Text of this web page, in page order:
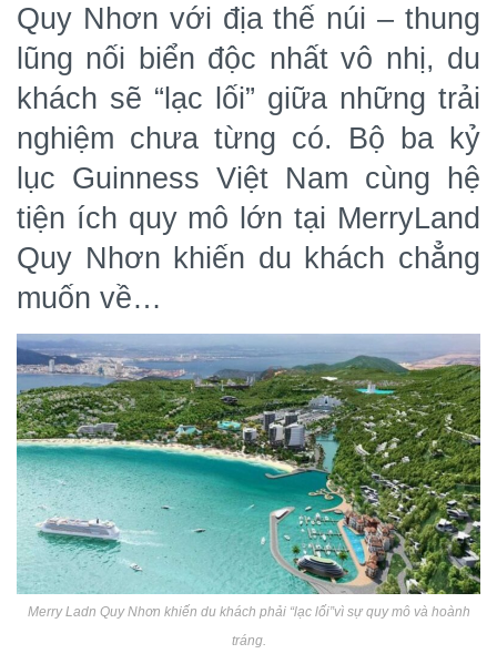
Quy Nhơn với địa thế núi – thung
lũng nối biển độc nhất vô nhị, du
khách sẽ “lạc lối” giữa những trải
nghiệm chưa từng có. Bộ ba kỷ
lục Guinness Việt Nam cùng hệ
tiện ích quy mô lớn tại MerryLand
Quy Nhơn khiến du khách chẳng
muốn về…
Merry Ladn Quy Nhơn khiến du khách phải “lạc lối”vì sự quy mô và hoành
tráng.